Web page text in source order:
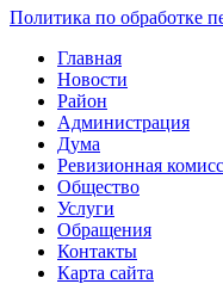
Политика по обработке
Главная
Новости
Район
Администрация
Дума
Ревизионная
Общество
Услуги
Обращения
Контакты
Карта сайта